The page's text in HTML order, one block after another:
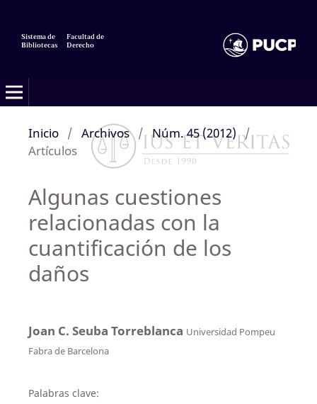
Sistema de
Bibliotecas
Facultad de
Derecho
Inicio / Archivos / Núm. 45 (2012) /
Artículos
Algunas cuestiones
relacionadas con la
cuantificación de los
daños
Joan C. Seuba Torreblanca Universidad Pompeu
Fabra de Barcelona
Palabras clave: